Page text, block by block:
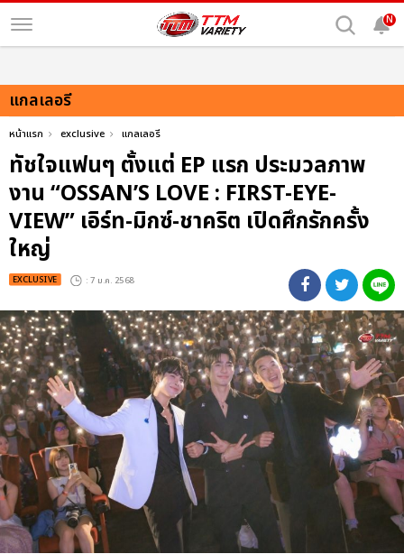
N
แกลเลอรี
หน้าแรก exclusive แกลเลอรี
ทัชใจแฟนๆ ตั้งแต่ EP แรก ประมวลภาพ
งาน “OSSAN’S LOVE : FIRST-EYE-
VIEW” เอิร์ท-มิกซ์-ชาคริต เปิดศึกรักครั้ง
ใหญ่
EXCLUSIVE : 7 ม.ค. 2568